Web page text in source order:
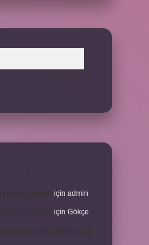
için admin
için Gökçe